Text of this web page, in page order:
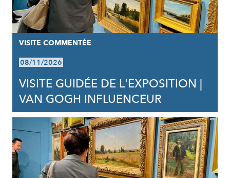
VISITE COMMENTÉE
08/11/2026
VISITE GUIDÉE DE L'EXPOSITION |
VAN GOGH INFLUENCEUR